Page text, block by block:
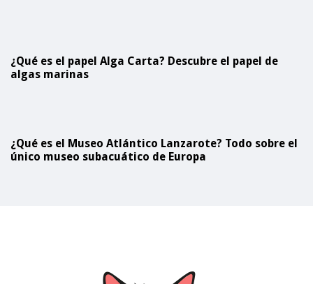
¿Qué es el papel Alga Carta? Descubre el papel de
algas marinas
¿Qué es el Museo Atlántico Lanzarote? Todo sobre el
único museo subacuático de Europa